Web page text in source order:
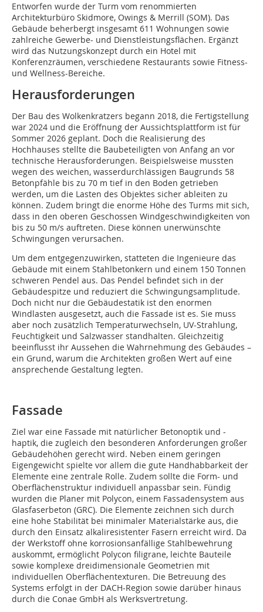
Entworfen wurde der Turm vom renommierten
Architekturbüro Skidmore, Owings & Merrill (SOM). Das
Gebäude beherbergt insgesamt 611 Wohnungen sowie
zahlreiche Gewerbe- und Dienstleistungsflächen. Ergänzt
wird das Nutzungskonzept durch ein Hotel mit
Konferenzräumen, verschiedene Restaurants sowie Fitness-
und Wellness-Bereiche.
Herausforderungen
Der Bau des Wolkenkratzers begann 2018, die Fertigstellung
war 2024 und die Eröffnung der Aussichtsplattform ist für
Sommer 2026 geplant. Doch die Realisierung des
Hochhauses stellte die Baubeteiligten von Anfang an vor
technische Herausforderungen. Beispielsweise mussten
wegen des weichen, wasserdurchlässigen Baugrunds 58
Betonpfähle bis zu 70 m tief in den Boden getrieben
werden, um die Lasten des Objektes sicher ableiten zu
können. Zudem bringt die enorme Höhe des Turms mit sich,
dass in den oberen Geschossen Windgeschwindigkeiten von
bis zu 50 m/s auftreten. Diese können unerwünschte
Schwingungen verursachen.
Um dem entgegenzuwirken, statteten die Ingenieure das
Gebäude mit einem Stahlbetonkern und einem 150 Tonnen
schweren Pendel aus. Das Pendel befindet sich in der
Gebäudespitze und reduziert die Schwingungsamplitude.
Doch nicht nur die Gebäudestatik ist den enormen
Windlasten ausgesetzt, auch die Fassade ist es. Sie muss
aber noch zusätzlich Temperaturwechseln, UV-Strahlung,
Feuchtigkeit und Salzwasser standhalten. Gleichzeitig
beeinflusst ihr Aussehen die Wahrnehmung des Gebäudes –
ein Grund, warum die Architekten großen Wert auf eine
ansprechende Gestaltung legten.
Fassade
Ziel war eine Fassade mit natürlicher Betonoptik und -
haptik, die zugleich den besonderen Anforderungen großer
Gebäudehöhen gerecht wird. Neben einem geringen
Eigengewicht spielte vor allem die gute Handhabbarkeit der
Elemente eine zentrale Rolle. Zudem sollte die Form- und
Oberflächenstruktur individuell anpassbar sein. Fündig
wurden die Planer mit Polycon, einem Fassadensystem aus
Glasfaserbeton (GRC). Die Elemente zeichnen sich durch
eine hohe Stabilität bei minimaler Materialstärke aus, die
durch den Einsatz alkaliresistenter Fasern erreicht wird. Da
der Werkstoff ohne korrosionsanfällige Stahlbewehrung
auskommt, ermöglicht Polycon filigrane, leichte Bauteile
sowie komplexe dreidimensionale Geometrien mit
individuellen Oberflächentexturen. Die Betreuung des
Systems erfolgt in der DACH-Region sowie darüber hinaus
durch die Conae GmbH als Werksvertretung.